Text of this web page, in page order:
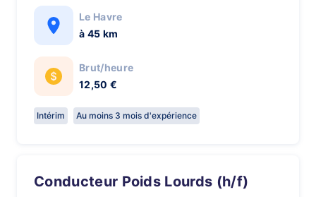
Le Havre
à 45 km
Brut/heure
12,50 €
Intérim Au moins 3 mois d'expérience
Conducteur Poids Lourds (h/f)